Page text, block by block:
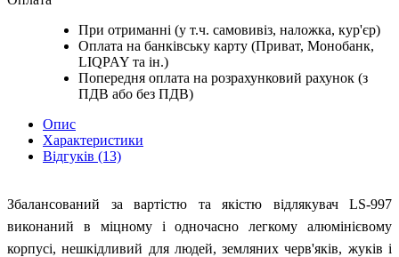
При отриманні (у т.ч. самовивіз, наложка, кур'єр)
Оплата на банківську карту (Приват, Монобанк,
LIQPAY та ін.)
Попередня оплата на розрахунковий рахунок (з
ПДВ або без ПДВ)
Опис
Характеристики
Відгуків (13)
Збалансований за вартістю та якістю відлякувач LS-997
виконаний в міцному і одночасно легкому алюмінієвому
корпусі, нешкідливий для людей, земляних черв'яків, жуків і